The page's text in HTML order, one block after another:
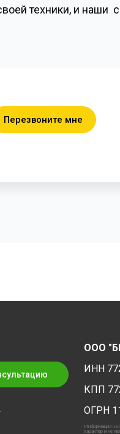
техники, и наши
Перезвоните мне
ООО
ИНН
КПП
ОГРН
Информация на
характер и не